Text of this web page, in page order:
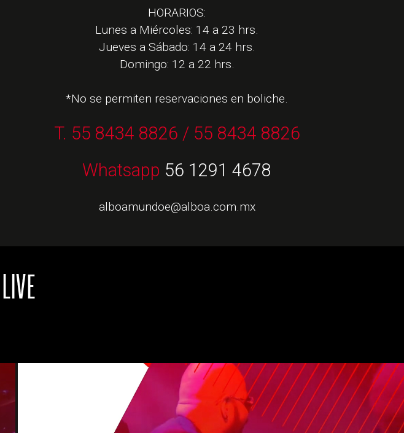
HORARIOS:
Lunes a Miércoles: 14 a 23 hrs.
Jueves a Sábado: 14 a 24 hrs.
Domingo: 12 a 22 hrs.
*No se permiten reservaciones en boliche.
T. 55 8434 8826 / 55 8434 8826
Whatsapp 56 1291 4678
alboamundoe@alboa.com.mx